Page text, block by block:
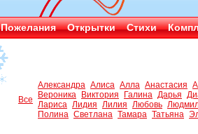
Пожелания Открытки Стихи
Все
Александра Алиса Алла Анастасия
Вероника
Виктория Галина Дарья
Лариса Лидия Лилия Любовь
Полина Светлана Тамара Татьяна